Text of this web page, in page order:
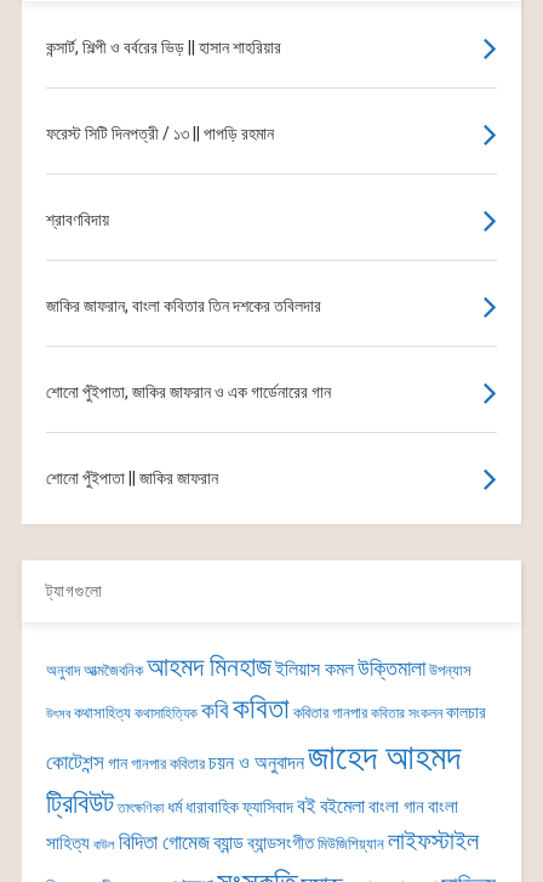
কন্সার্ট, শিল্পী ও বর্বরের ভিড় || হাসান শাহরিয়ার
ফরেস্ট সিটি দিনপত্রী / ১৩ || পাপড়ি রহমান
শ্রাবণবিদায়
জাকির জাফরান, বাংলা কবিতার তিন দশকের তবিলদার
শোনো পুঁইপাতা, জাকির জাফরান ও এক গার্ডেনারের গান
শোনো পুঁইপাতা || জাকির জাফরান
ট্যাগগুলো
অনুবাদ আত্মজৈবনিক আহমদ মিনহাজইলিয়াস কমলউক্তিমালা উপন্যাস
উৎসব কথাসাহিত্য কথাসাহিত্যিক কবিকবিতা কবিতার গানপার কবিতার সংকলন কালচার
কোটেশন্সগান গানপার কবিতার চয়ন ও অনুবাদনজাহেদ আহমদ
ট্রিবিউট তাৎক্ষণিকা ধর্ম ধারাবাহিকফ্যাসিবাদবইবইমেলাবাংলা গানবাংলা
সাহিত্য বাউল বিদিতা গোমেজব্যান্ডব্যান্ডসংগীত মিউজিশিয়্যান লাইফস্টাইল